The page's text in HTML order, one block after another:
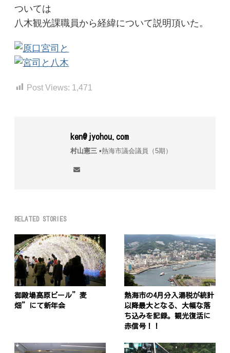
ついては
八木観光課職員から経緯について説明頂いた。
Post Views: 1,471
ken@jyohou.com
村山憲三▪︎熱海市議会議員（5期）
RELATED STORIES
御殿場高原ビール”麦
畑”にて新年会
熱海市の4月分入湯税が統計
以降最大となる、大幅な落
ち込みを記録。観光復活に
赤信号！！